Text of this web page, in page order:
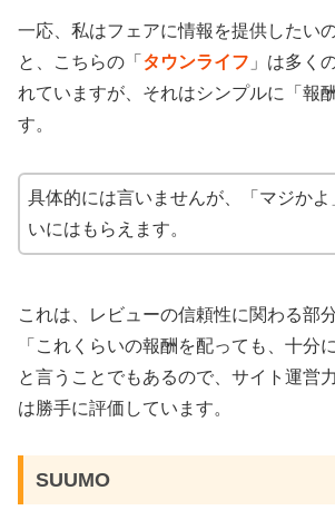
一応、私はフェアに情報を提供したい
と、こちらの「 タウンライフ 」は多く
れていますが、それはシンプルに「報
す。
具体的には言いませんが、「マジかよ
いにはもらえます。
これは、レビューの信頼性に関わる部
「これくらいの報酬を配っても、十分
と言うことでもあるので、サイト運営
は勝手に評価しています。
SUUMO